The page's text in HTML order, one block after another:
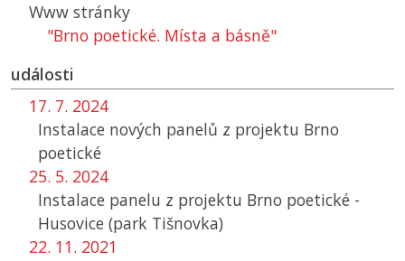
Www stránky
"Brno poetické. Místa a básně"
události
17. 7. 2024
Instalace nových panelů z projektu Brno
poetické
25. 5. 2024
Instalace panelu z projektu Brno poetické -
Husovice (park Tišnovka)
22. 11. 2021